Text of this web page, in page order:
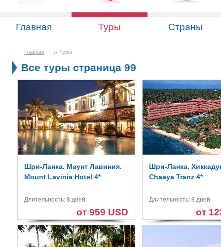
Главная Туры Страны
Главная Туры
Все туры страница 99
Шри-Ланка. Маунт Лавиния.
Mount Lavinia Hotel 4*
Длительность: 8 дней
от 959 USD
Шри-Ланка.
Chaaya Tranz 4*
Длительность: 8 дней
от